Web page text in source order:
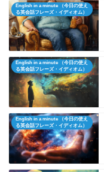
English in a minute （今日の使え
る英会話フレーズ・イディオム）
English in a minute （今日の使え
る英会話フレーズ・イディオム）
English in a minute （今日の使え
る英会話フレーズ・イディオム）